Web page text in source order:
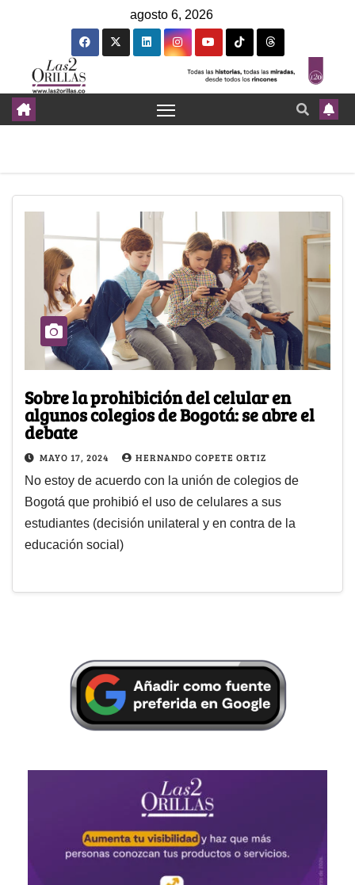
agosto 6, 2026
Sobre la prohibición del celular en
algunos colegios de Bogotá: se abre el
debate
MAYO 17, 2024 HERNANDO COPETE ORTIZ
No estoy de acuerdo con la unión de colegios de
Bogotá que prohibió el uso de celulares a sus
estudiantes (decisión unilateral y en contra de la
educación social)